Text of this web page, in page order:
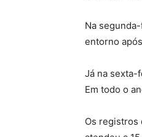
Na
entorno
Já na sexta-
Em todo o
Os registros